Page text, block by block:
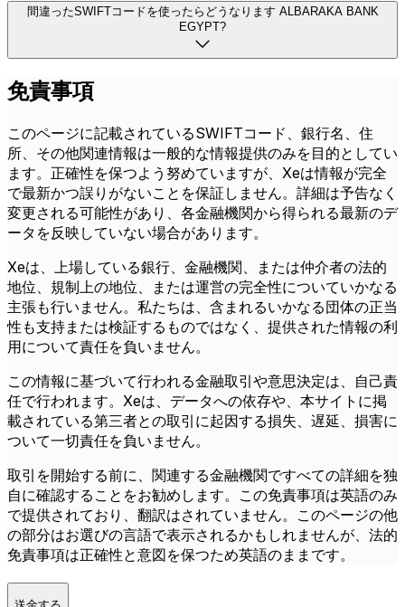
間違ったSWIFTコードを使ったらどうなります ALBARAKA BANK
EGYPT?
免責事項
このページに記載されているSWIFTコード、銀行名、住
所、その他関連情報は一般的な情報提供のみを目的としてい
ます。正確性を保つよう努めていますが、Xeは情報が完全
で最新かつ誤りがないことを保証しません。詳細は予告なく
変更される可能性があり、各金融機関から得られる最新のデ
ータを反映していない場合があります。
Xeは、上場している銀行、金融機関、または仲介者の法的
地位、規制上の地位、または運営の完全性についていかなる
主張も行いません。私たちは、含まれるいかなる団体の正当
性も支持または検証するものではなく、提供された情報の利
用について責任を負いません。
この情報に基づいて行われる金融取引や意思決定は、自己責
任で行われます。Xeは、データへの依存や、本サイトに掲
載されている第三者との取引に起因する損失、遅延、損害に
ついて一切責任を負いません。
取引を開始する前に、関連する金融機関ですべての詳細を独
自に確認することをお勧めします。この免責事項は英語のみ
で提供されており、翻訳はされていません。このページの他
の部分はお選びの言語で表示されるかもしれませんが、法的
免責事項は正確性と意図を保つため英語のままです。